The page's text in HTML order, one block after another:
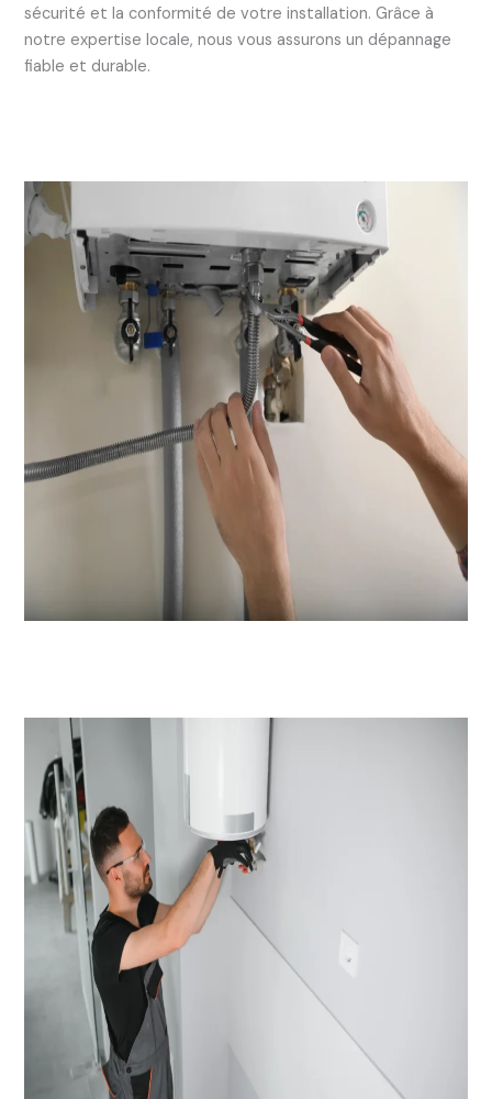
sécurité et la conformité de votre installation. Grâce à
notre expertise locale, nous vous assurons un dépannage
fiable et durable.